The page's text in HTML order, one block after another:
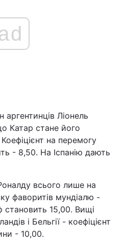
аргентинців Ліонель
Катар стане його
на перемогу
- 8,50. На Іспанію дають
всього лише на
фаворитів мундіалю -
становить 15,00. Вищі
і Бельгії - коефіцієнт
- 10,00.